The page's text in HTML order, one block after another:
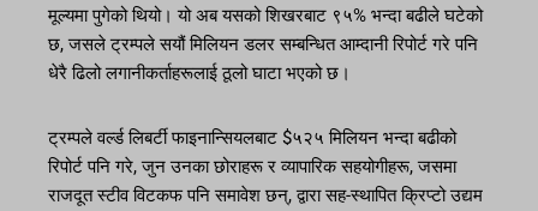
मूल्यमा पुगेको थियो। यो अब यसको शिखरबाट ९५% भन्दा बढीले घटेको
छ, जसले ट्रम्पले सयौं मिलियन डलर सम्बन्धित आम्दानी रिपोर्ट गरे पनि
धेरै ढिलो लगानीकर्ताहरूलाई ठूलो घाटा भएको छ।
ट्रम्पले वर्ल्ड लिबर्टी फाइनान्सियलबाट $५२५ मिलियन भन्दा बढीको
रिपोर्ट पनि गरे, जुन उनका छोराहरू र व्यापारिक सहयोगीहरू, जसमा
राजदूत स्टीव विटकफ पनि समावेश छन्, द्वारा सह-स्थापित क्रिप्टो उद्यम